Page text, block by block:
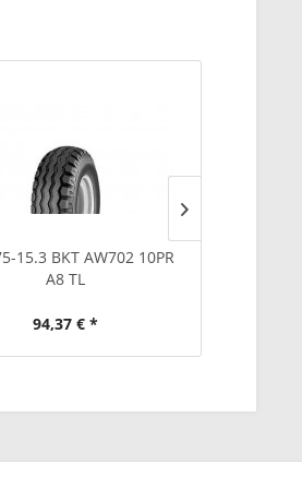
15.3 BKT AW702 10PR
A8 TL
94,37 € *